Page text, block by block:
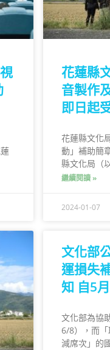
花蓮縣
音製作
即日起
花蓮縣文化
動」補助簡
縣文化局（
繼續閱讀 »
2024-01-07
文化部
運損失
知 自5
文化部為協
6/8），而
減席次」的